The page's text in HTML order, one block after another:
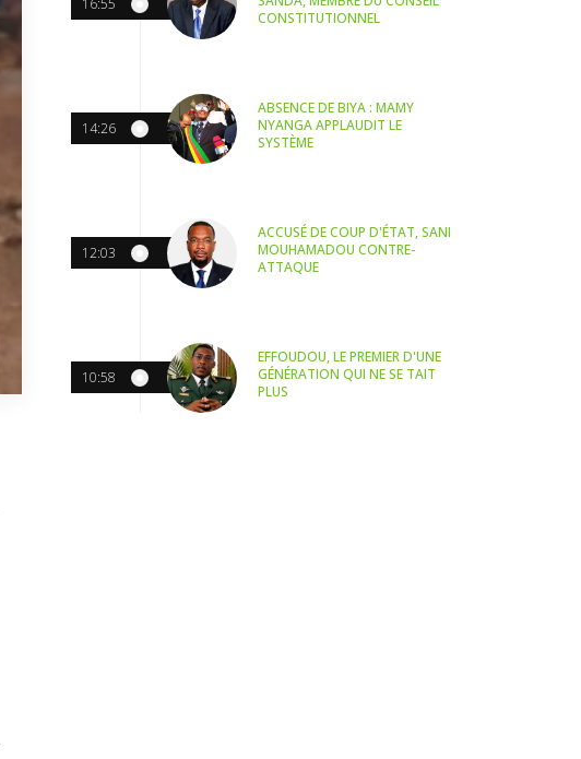
16:55
CONSTITUTIONNEL
14:26
ABSENCE DE BIYA : MAMY
NYANGA APPLAUDIT LE
SYSTÈME
12:03
ACCUSÉ DE COUP D'ÉTAT, SANI
MOUHAMADOU CONTRE-
ATTAQUE
10:58
EFFOUDOU, LE PREMIER D'UNE
GÉNÉRATION QUI NE SE TAIT
PLUS